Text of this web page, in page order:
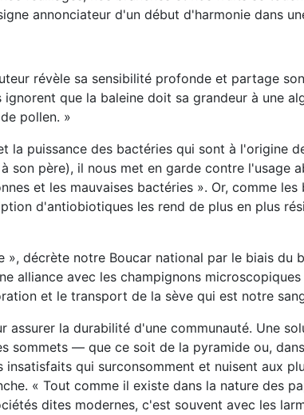
annonciateur d'un début d'harmonie dans
révèle sa sensibilité profonde et partage
que la baleine doit sa grandeur à une
pollen. »
la puissance des bactéries qui sont à l'origine
son père), il nous met en garde contre l'usage
et les mauvaises bactéries ». Or, comme
d'antiobiotiques les rend de plus en plus
décrète notre Boucar national par le biais du
alliance avec les champignons
et le transport de la sève qui est notre
assurer la durabilité d'une communauté. Une
sommets — que ce soit de la pyramide ou,
qui surconsomment et nuisent aux
« Tout comme il existe dans la nature des
dites modernes, c'est souvent avec les